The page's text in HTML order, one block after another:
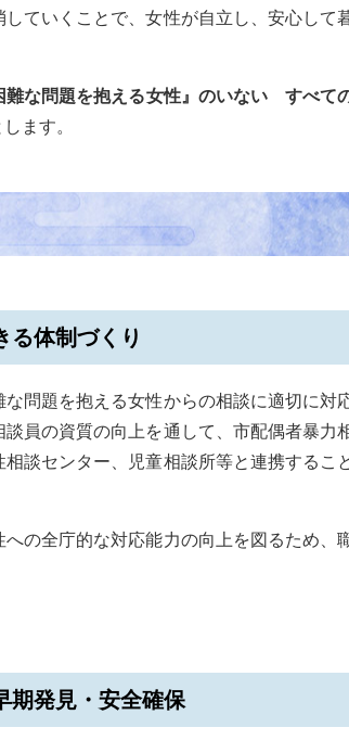
ていくことで、女性が自立し、安心して
難な問題を抱える女性』のいない すべて
ます。
る体制づくり
問題を抱える女性からの相談に適切に対
員の資質の向上を通して、市配偶者暴力
談センター、児童相談所等と連携するこ
の全庁的な対応能力の向上を図るため、
期発見・安全確保